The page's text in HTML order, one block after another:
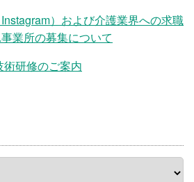
）および介護業界への求職
業所の募集について
研修のご案内